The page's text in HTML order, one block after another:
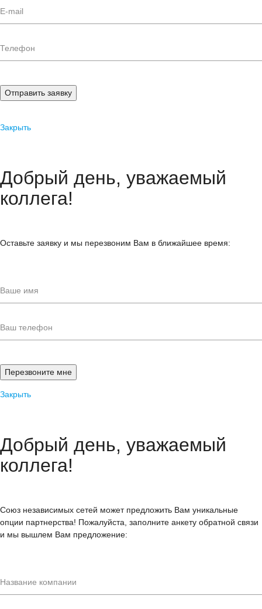
Отправить заявку
Закрыть
Добрый день, уважаемый
коллега!
Оставьте заявку и мы перезвоним Вам в ближайшее время:
Закрыть
Добрый день, уважаемый
коллега!
Союз независимых сетей может предложить Вам уникальные
опции партнерства! Пожалуйста, заполните анкету обратной связи
и мы вышлем Вам предложение: